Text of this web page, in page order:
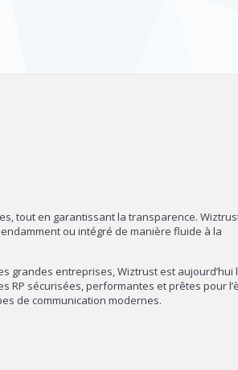
tout en garantissant la transparence.
ou intégré de manière fluide à la
grandes entreprises, Wiztrust est aujourd’hui
RP sécurisées, performantes et prêtes pour
de communication modernes.